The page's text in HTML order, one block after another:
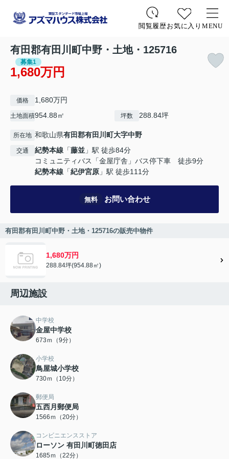
閲覧履歴お気に入り MENU
有田郡有田川町中野・土地・125716
募集1
1,680万円
価格 1,680万円
土地面積954.88㎡ 坪数 288.84坪
所在地 和歌山県有田郡有田川町大字中野
交通 紀勢本線 「藤並 」駅 徒歩84分
コミュニティバス「金屋庁舎」バス停下車 徒歩9分
紀勢本線 「紀伊宮原 」駅 徒歩111分
無料 お問い合わせ
有田郡有田川町中野・土地・125716の販売中物件
1,680万円
288.84坪(954.88㎡)
周辺施設
中学校
金屋中学校
673ｍ（9分）
小学校
鳥屋城小学校
730ｍ（10分）
郵便局
五西月郵便局
1566ｍ（20分）
コンビニエンスストア
ローソン 有田川町徳田店
1685ｍ（22分）